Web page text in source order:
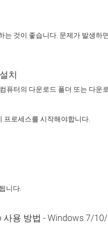
치
퓨터의 다운로드 폴더 또는 다운
니다.
사용 방법 - Windows 7/10/